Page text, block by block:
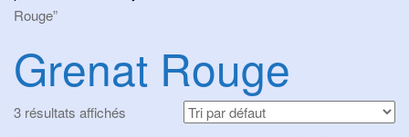
i
g
Rouge”
Grenat Rouge
3 résultats affichés